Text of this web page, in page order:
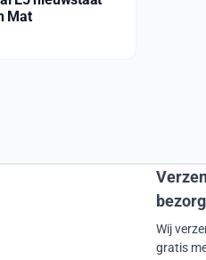
Mat
Wij
gratis